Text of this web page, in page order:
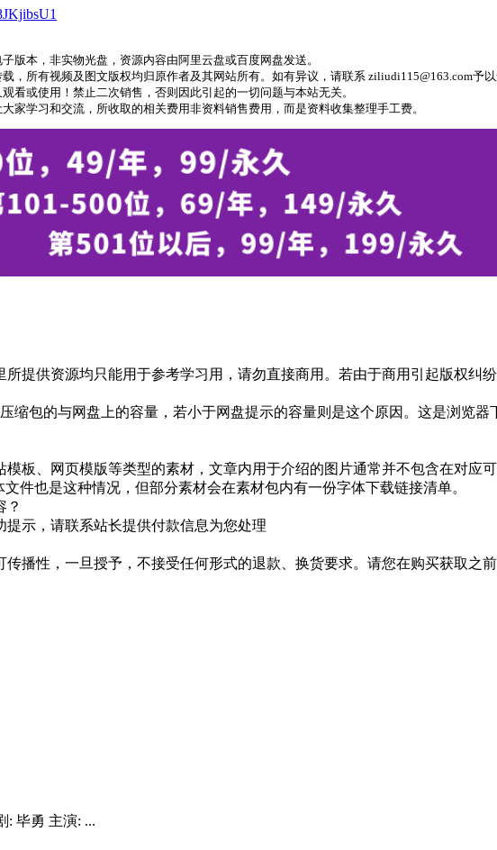
版本，非实物光盘，资源内容由阿里云盘或百度网盘发送。
，所有视频及图文版权均归原作者及其网站所有。如有异议，请联系 ziliudi115@163.com予
看或使用！禁止二次销售，否则因此引起的一切问题与本站无关。
家学习和交流，所收取的相关费用非资料销售费用，而是资料收集整理手工费。
提供资源均只能用于参考学习用，请勿直接商用。若由于商用引起版权纠
缩包的与网盘上的容量，若小于网盘提示的容量则是这个原因。这是浏览
板、网页模版等类型的素材，文章内用于介绍的图片通常并不包含在对应
件也是这种情况，但部分素材会在素材包内有一份字体下载链接清单。
？
示，请联系站长提供付款信息为您处理
播性，一旦授予，不接受任何形式的退款、换货要求。请您在购买获取之
: 毕勇 主演: ...